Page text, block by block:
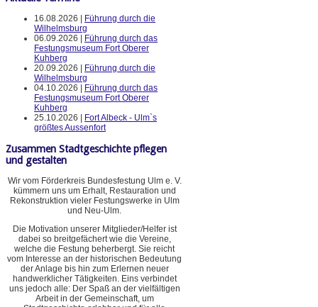
16.08.2026 |
Führung durch die
Wilhelmsburg
06.09.2026 |
Führung durch das
Festungsmuseum Fort Oberer
Kuhberg
20.09.2026 |
Führung durch die
Wilhelmsburg
04.10.2026 |
Führung durch das
Festungsmuseum Fort Oberer
Kuhberg
25.10.2026 |
Fort Albeck - Ulm`s
größtes Aussenfort
Zusammen Stadtgeschichte pflegen
und gestalten
Wir vom Förderkreis Bundesfestung Ulm e. V.
kümmern uns um Erhalt, Restauration und
Rekonstruktion vieler Festungswerke in Ulm
und Neu-Ulm.
Die Motivation unserer Mitglieder/Helfer ist
dabei so breitgefächert wie die Vereine,
welche die Festung beherbergt. Sie reicht
vom Interesse an der historischen Bedeutung
der Anlage bis hin zum Erlernen neuer
handwerklicher Tätigkeiten. Eins verbindet
uns jedoch alle: Der Spaß an der vielfältigen
Arbeit in der Gemeinschaft, um